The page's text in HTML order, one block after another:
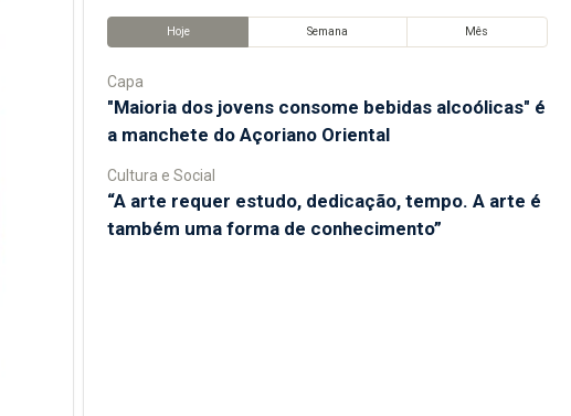
Hoje Semana Mês
Capa
"Maioria dos jovens consome bebidas alcoólicas" é
a manchete do Açoriano Oriental
Cultura e Social
“A arte requer estudo, dedicação, tempo. A arte é
também uma forma de conhecimento”